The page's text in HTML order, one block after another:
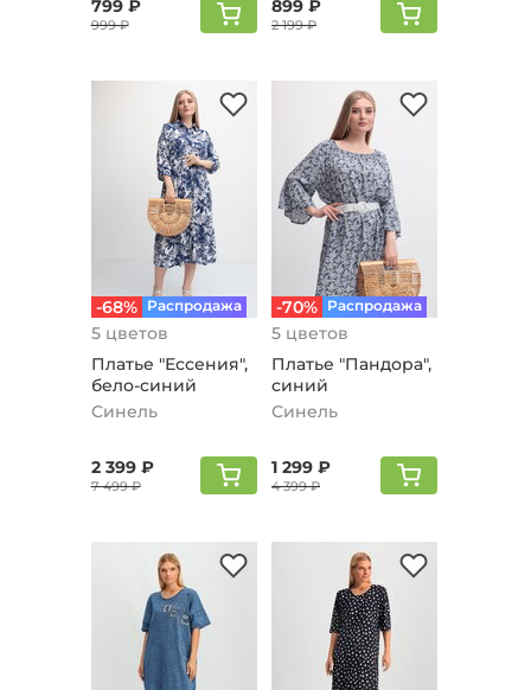
799 ₽
999 ₽
899 ₽
2 199 ₽
-68% Распродажа
5 цветов
Платье "Ессения",
бело-синий
Синель
2 399 ₽
7 499 ₽
-70% Распродажа
5 цветов
Платье "Пандора",
синий
Синель
1 299 ₽
4 399 ₽